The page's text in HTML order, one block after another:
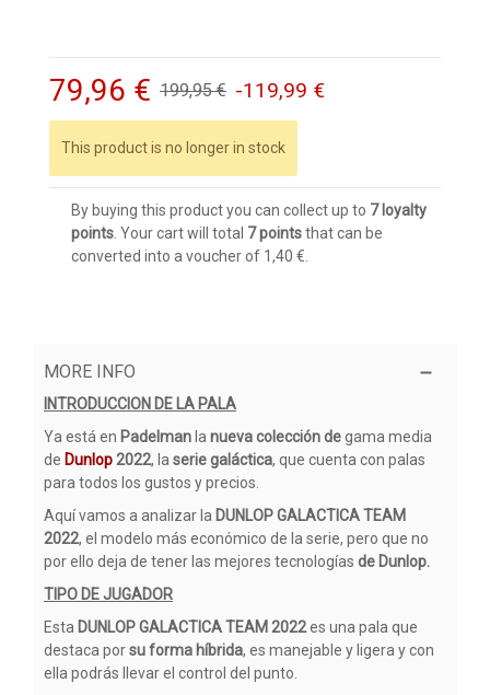
79,96 € 199,95 € -119,99 €
This product is no longer in stock
By buying this product you can collect up to 7loyalty
points . Your cart will total 7pointsthat can be
converted into a voucher of 1,40 €
MORE INFO
INTRODUCCION DE LA PALA
Ya está en Padelmanla nueva colección degama media
de Dunlop 2022, la serie galáctica, que cuenta con palas
para todos los gustos y precios.
Aquí vamos a analizar la DUNLOP GALACTICA TEAM
2022, el modelo más económico de la serie, pero que no
por ello deja de tener las mejores tecnologías de Dunlop.
TIPO DE JUGADOR
Esta DUNLOP GALACTICA TEAM 2022es una pala que
destaca porsu forma híbrida, es manejable y ligera y con
ella podrás llevar el control del punto.